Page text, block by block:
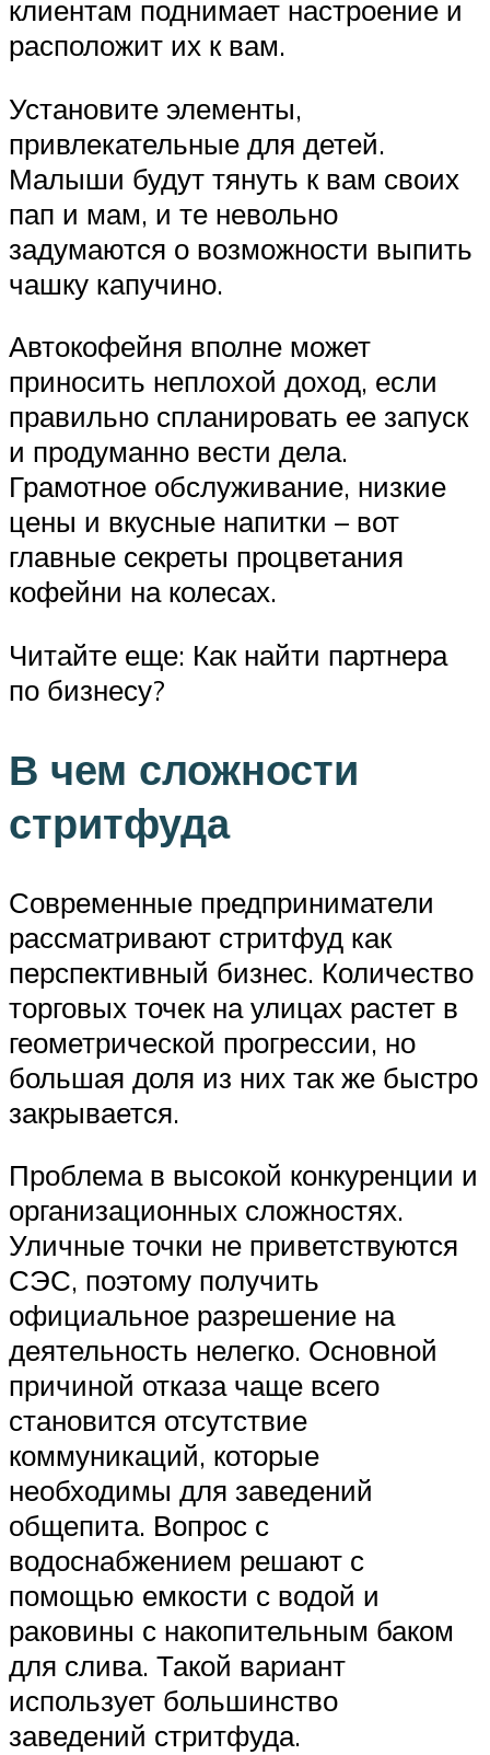
клиентам поднимает настроение и
расположит их к вам.
Установите элементы,
привлекательные для детей.
Малыши будут тянуть к вам своих
пап и мам, и те невольно
задумаются о возможности выпить
чашку капучино.
Автокофейня вполне может
приносить неплохой доход, если
правильно спланировать ее запуск
и продуманно вести дела.
Грамотное обслуживание, низкие
цены и вкусные напитки – вот
главные секреты процветания
кофейни на колесах.
Читайте еще: Как найти партнера
по бизнесу?
В чем сложности
стритфуда
Современные предприниматели
рассматривают стритфуд как
перспективный бизнес. Количество
торговых точек на улицах растет в
геометрической прогрессии, но
большая доля из них так же быстро
закрывается.
Проблема в высокой конкуренции и
организационных сложностях.
Уличные точки не приветствуются
СЭС, поэтому получить
официальное разрешение на
деятельность нелегко. Основной
причиной отказа чаще всего
становится отсутствие
коммуникаций, которые
необходимы для заведений
общепита. Вопрос с
водоснабжением решают с
помощью емкости с водой и
раковины с накопительным баком
для слива. Такой вариант
использует большинство
заведений стритфуда.